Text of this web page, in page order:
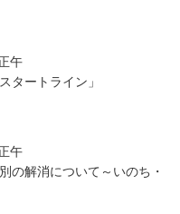
午
タートライン」
午
の解消について～いのち・